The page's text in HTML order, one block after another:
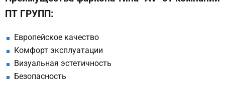
ПТ ГРУПП:
Европейское качество
Комфорт эксплуатации
Визуальная эстетичность
Безопасность